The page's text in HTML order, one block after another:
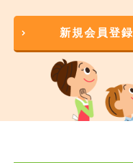
新規会員登録